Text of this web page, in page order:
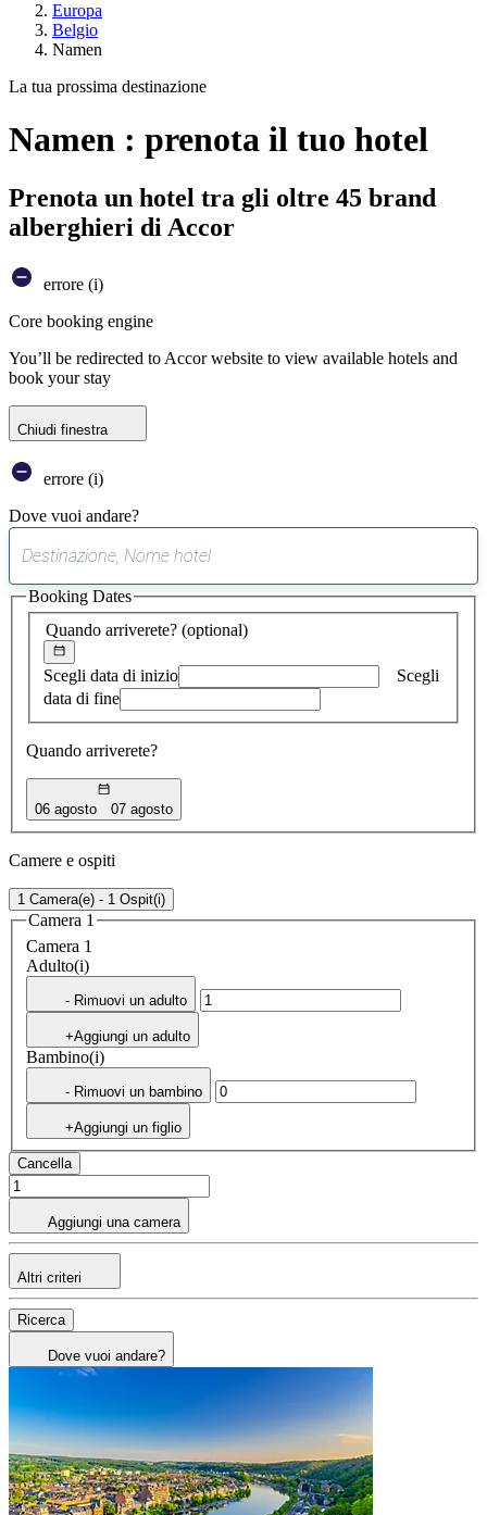
Europa
Belgio
Namen
La tua prossima destinazione
Namen : prenota il tuo hotel
Prenota un hotel tra gli oltre 45 brand
alberghieri di Accor
errore (i)
Core booking engine
You’ll be redirected to Accor website to view available hotels and
book your stay
Chiudi finestra
errore (i)
Dove vuoi andare?
suggerimento
trovato
Quando arriverete? (optional)
Scegli data di inizio
Scegli
data di fine
Quando arriverete?
06 agosto 07 agosto
Booking Dates
Camere e ospiti
1 Camera(e) - 1 Ospit(i)
Camera 1
Camera 1
Adulto(i)
- Rimuovi un adulto
+Aggiungi un adulto
Bambino(i)
- Rimuovi un bambino
+Aggiungi un figlio
Cancella
Aggiungi una camera
Altri criteri
Ricerca
Dove vuoi andare?